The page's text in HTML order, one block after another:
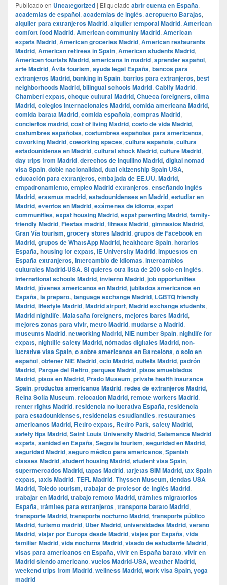
Publicado en Uncategorized | Etiquetado abrir cuenta en España,
academias de español, academias de inglés, aeropuerto Barajas,
alquiler para extranjeros Madrid, alquiler temporal Madrid, American
comfort food Madrid, American community Madrid, American
expats Madrid, American groceries Madrid, American restaurants
Madrid, American retirees in Spain, American students Madrid,
American tourists Madrid, americans in madrid, aprender español,
arte Madrid, Ávila tourism, ayuda legal España, bancos para
extranjeros Madrid, banking in Spain, barrios para extranjeros, best
neighborhoods Madrid, bilingual schools Madrid, Cabify Madrid,
Chamberí expats, choque cultural Madrid, Chueca foreigners, clima
Madrid, colegios internacionales Madrid, comida americana Madrid,
comida barata Madrid, comida española, compras Madrid,
conciertos madrid, cost of living Madrid, costo de vida Madrid,
costumbres españolas, costumbres españolas para americanos,
coworking Madrid, coworking spaces, cultura española, cultura
estadounidense en Madrid, cultural shock Madrid, culture Madrid,
day trips from Madrid, derechos de inquilino Madrid, digital nomad
visa Spain, doble nacionalidad, dual citizenship Spain USA,
educación para extranjeros, embajada de EE.UU. Madrid,
empadronamiento, empleo Madrid extranjeros, enseñando inglés
Madrid, erasmus madrid, estadounidenses en Madrid, estudiar en
Madrid, eventos en Madrid, exámenes de idioma, expat
communities, expat housing Madrid, expat parenting Madrid, family-
friendly Madrid, Fiestas madrid, fitness Madrid, gimnasios Madrid,
Gran Vía tourism, grocery stores Madrid, grupos de Facebook en
Madrid, grupos de WhatsApp Madrid, healthcare Spain, horarios
España, housing for expats, IE University Madrid, impuestos en
España extranjeros, intercambio de idiomas, intercambios
culturales Madrid-USA. Si quieres otra lista de 200 solo en inglés,
international schools Madrid, invierno Madrid, job opportunities
Madrid, jóvenes americanos en Madrid, jubilados americanos en
España, la preparo., language exchange Madrid, LGBTQ friendly
Madrid, lifestyle Madrid, Madrid airport, Madrid exchange students,
Madrid nightlife, Malasaña foreigners, mejores bares Madrid,
mejores zonas para vivir, metro Madrid, mudarse a Madrid,
museums Madrid, networking Madrid, NIE number Spain, nightlife for
expats, nightlife safety Madrid, nómadas digitales Madrid, non-
lucrative visa Spain, o sobre americanos en Barcelona, o solo en
español, obtener NIE Madrid, ocio Madrid, outlets Madrid, padrón
Madrid, Parque del Retiro, parques Madrid, pisos amueblados
Madrid, pisos en Madrid, Prado Museum, private health insurance
Spain, productos americanos Madrid, redes de extranjeros Madrid,
Reina Sofía Museum, relocation Madrid, remote workers Madrid,
renter rights Madrid, residencia no lucrativa España, residencia
para estadounidenses, residencias estudiantiles, restaurantes
americanos Madrid, Retiro expats, Retiro Park, safety Madrid,
safety tips Madrid, Saint Louis University Madrid, Salamanca Madrid
expats, sanidad en España, Segovia tourism, seguridad en Madrid,
seguridad Madrid, seguro médico para americanos, Spanish
classes Madrid, student housing Madrid, student visa Spain,
supermercados Madrid, tapas Madrid, tarjetas SIM Madrid, tax Spain
expats, taxis Madrid, TEFL Madrid, Thyssen Museum, tiendas USA
Madrid, Toledo tourism, trabajar de profesor de inglés Madrid,
trabajar en Madrid, trabajo remoto Madrid, trámites migratorios
España, trámites para extranjeros, transporte barato Madrid,
transporte Madrid, transporte nocturno Madrid, transporte público
Madrid, turismo madrid, Uber Madrid, universidades Madrid, verano
Madrid, viajar por Europa desde Madrid, viajes por España, vida
familiar Madrid, vida nocturna Madrid, visado de estudiante Madrid,
visas para americanos en España, vivir en España barato, vivir en
Madrid siendo americano, vuelos Madrid-USA, weather Madrid,
weekend trips from Madrid, wellness Madrid, work visa Spain, yoga
madrid